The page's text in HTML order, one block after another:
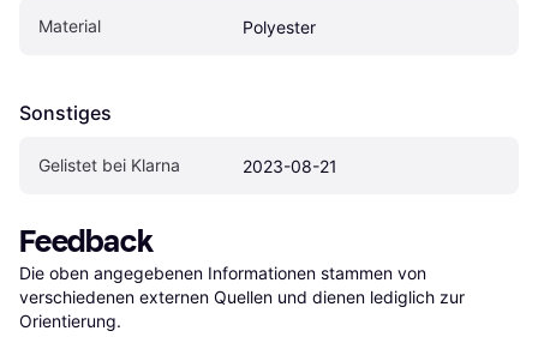
Material Polyester
Sonstiges
Gelistet bei Klarna 2023-08-21
Feedback
Die oben angegebenen Informationen stammen von
verschiedenen externen Quellen und dienen lediglich zur
Orientierung.